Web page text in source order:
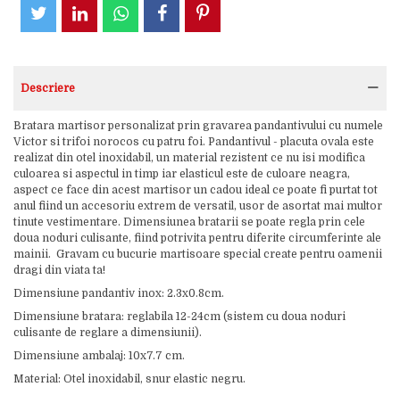
Descriere
Bratara martisor personalizat prin gravarea pandantivului cu numele
Victor si trifoi norocos cu patru foi. Pandantivul - placuta ovala este
realizat din otel inoxidabil, un material rezistent ce nu isi modifica
culoarea si aspectul in timp iar elasticul este de culoare neagra,
aspect ce face din acest martisor un cadou ideal ce poate fi purtat tot
anul fiind un accesoriu extrem de versatil, usor de asortat mai multor
tinute vestimentare. Dimensiunea bratarii se poate regla prin cele
doua noduri culisante, fiind potrivita pentru diferite circumferinte ale
mainii. Gravam cu bucurie martisoare special create pentru oamenii
dragi din viata ta!
Dimensiune pandantiv inox: 2.3x0.8cm.
Dimensiune bratara: reglabila 12-24cm (sistem cu doua noduri
culisante de reglare a dimensiunii).
Dimensiune ambalaj: 10x7.7 cm.
Material: Otel inoxidabil, snur elastic negru.